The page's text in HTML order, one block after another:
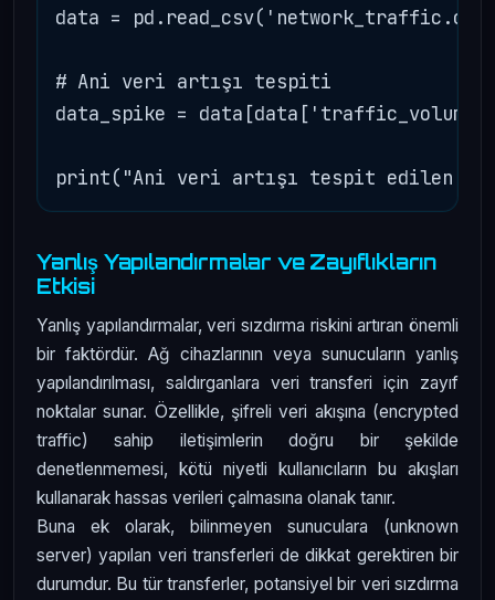
data =
# Ani veri artışı tespiti
data_spike =
Yanlış Yapılandırmalar ve Zayıflıkların
Etkisi
Yanlış yapılandırmalar, veri sızdırma riskini artıran önemli
bir faktördür. Ağ cihazlarının veya sunucuların yanlış
yapılandırılması, saldırganlara veri transferi için zayıf
noktalar sunar. Özellikle, şifreli veri akışına (encrypted
traffic) sahip iletişimlerin doğru bir şekilde
denetlenmemesi, kötü niyetli kullanıcıların bu akışları
kullanarak hassas verileri çalmasına olanak tanır.
Buna ek olarak, bilinmeyen sunuculara (unknown
server) yapılan veri transferleri de dikkat gerektiren bir
durumdur. Bu tür transferler, potansiyel bir veri sızdırma